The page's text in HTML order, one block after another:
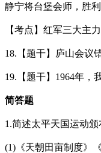
静宁将台堡会师，胜利
【考点】红军三大主
18.【题干】庐山会
19.【题干】1964年
简答题
1.简述太平天国运动颁
(1)《天朝田亩制度》